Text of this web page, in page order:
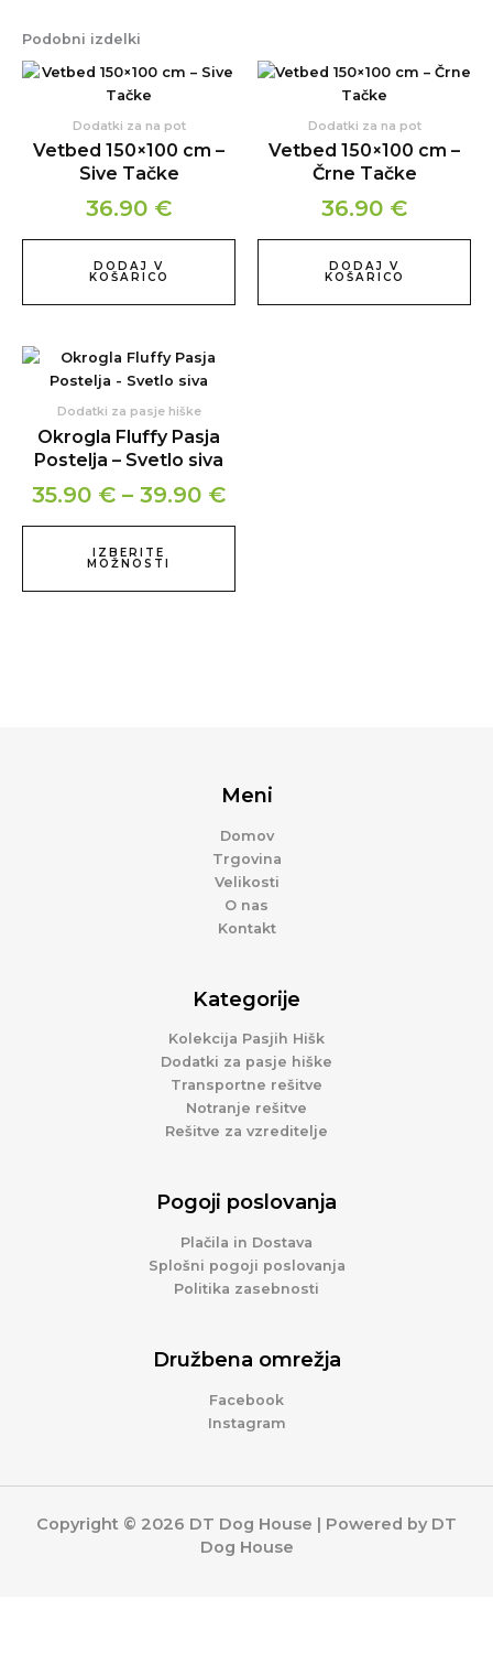
Podobni izdelki
Dodatki za na pot
Vetbed 150×100 cm –
Sive Tačke
36.90 €
DODAJ V
KOŠARICO
Dodatki za na pot
Vetbed 150×100 cm –
Črne Tačke
36.90 €
DODAJ V
KOŠARICO
Dodatki za pasje hiške
Okrogla Fluffy Pasja
Postelja – Svetlo siva
35.90 € – 39.90 €39.90 €
IZBERITE
MOŽNOSTI
izdelka
Meni
Domov
Trgovina
Velikosti
O nas
Kontakt
Kategorije
Kolekcija Pasjih Hišk
Dodatki za pasje hiške
Transportne rešitve
Notranje rešitve
Rešitve za vzreditelje
Pogoji poslovanja
Plačila in Dostava
Splošni pogoji poslovanja
Politika zasebnosti
Družbena omrežja
Facebook
Instagram
Copyright © 2026 DT Dog House | Powered by DT
Dog House